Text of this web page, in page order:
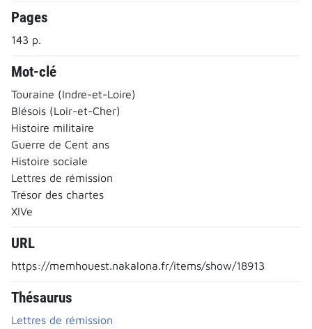
Pages
143 p.
Mot-clé
Touraine (Indre-et-Loire)
Blésois (Loir-et-Cher)
Histoire militaire
Guerre de Cent ans
Histoire sociale
Lettres de rémission
Trésor des chartes
XIVe
URL
https://memhouest.nakalona.fr/items/show/18913
Thésaurus
Lettres de rémission